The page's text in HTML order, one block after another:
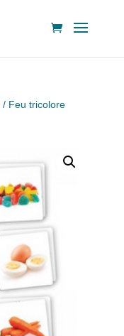
/ Feu tricolore